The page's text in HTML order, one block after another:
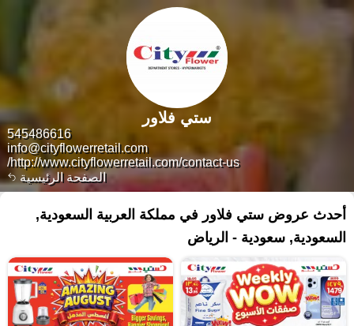
الصفحة الرئيسية
545486616
info@cityflowerretail.com
http://www.cityflowerretail.com/contact-us/
ستي فلاور
أحدث عروض ستي فلاور في مملكة العربية السعودية,
السعودية, سعودية - الرياض